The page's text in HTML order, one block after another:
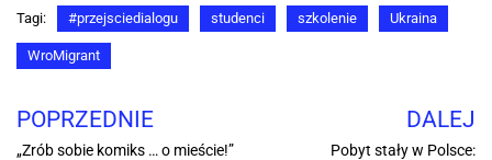
Tagi: #przejsciedialogu studenci szkolenie Ukraina
WroMigrant
POPRZEDNIE
„Zrób sobie komiks … o mieście!”
DALEJ
Pobyt stały w Polsce: